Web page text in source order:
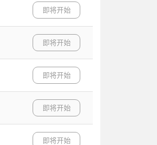
即将开始
即将开始
即将开始
即将开始
即将开始